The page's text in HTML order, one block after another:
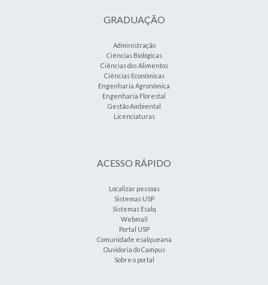
GRADUAÇÃO
Administração
Ciências Biológicas
Ciências dos Alimentos
Ciências Econômicas
Engenharia Agronômica
Engenharia Florestal
Gestão Ambiental
Licenciaturas
ACESSO RÁPIDO
Localizar pessoas
Sistemas USP
Sistemas Esalq
Webmail
Portal USP
Comunidade esalqueana
Ouvidoria do Campus
Sobre o portal